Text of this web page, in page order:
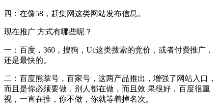
四：在像58，赶集网这类网站发布信息。
现在推广 方式有哪些呢？
一：百度，360，搜狗，Uc这类搜索的竞价，或者付费推广，
还是最快的。
二：百度熊掌号，百家号，这两产品推出，增强了网站入口，
而且是你必须要做，别人都在做，而且效 果很好，百度很重
视，一直在推，你不做，你就等着掉名次。